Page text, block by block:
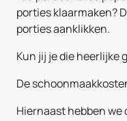
porties klaarmaken?
porties aanklikken.
Kun jij je die heerlijke
De
Hiernaast hebben we